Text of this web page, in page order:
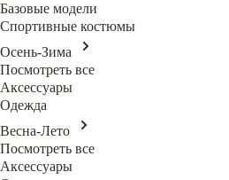
Базовые модели
Спортивные костюмы
Осень-Зима
Посмотреть все
Аксессуары
Одежда
Весна-Лето
Посмотреть все
Аксессуары